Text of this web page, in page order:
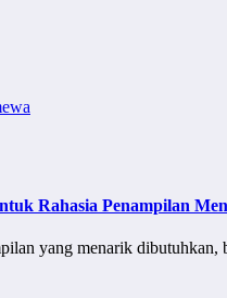
Rahasia Penampilan
yang menarik